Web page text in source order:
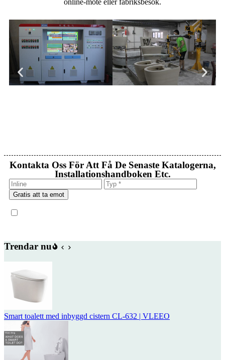
online-möte eller fabriksbesök.
Kontakta Oss För Att Få De Senaste Katalogerna,
Installationshandboken Etc.
Gratis att ta emot
Trendar nu
Smart toalett med inbyggd cistern CL-632 | VLEEO